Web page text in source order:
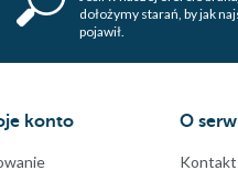
dołożymy starań, by jak
pojawił.
konto O
Kontakt